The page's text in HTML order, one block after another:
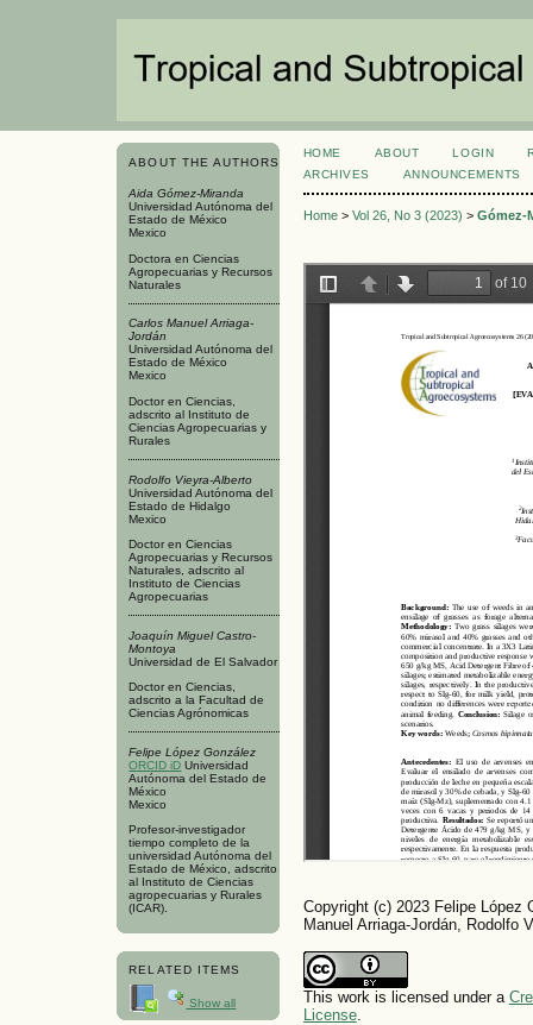
ABOUT THE AUTHORS
Aida Gómez-Miranda
Universidad Autónoma del
Estado de México
Mexico
Doctora en Ciencias
Agropecuarias y Recursos
Naturales
Carlos Manuel Arriaga-
Jordán
Universidad Autónoma del
Estado de México
Mexico
Doctor en Ciencias,
adscrito al Instituto de
Ciencias Agropecuarias y
Rurales
Rodolfo Vieyra-Alberto
Universidad Autónoma del
Estado de Hidalgo
Mexico
Doctor en Ciencias
Agropecuarias y Recursos
Naturales, adscrito al
Instituto de Ciencias
Agropecuarias
Joaquín Miguel Castro-
Montoya
Universidad de El Salvador
Doctor en Ciencias,
adscrito a la Facultad de
Ciencias Agrónomicas
Felipe López González
ORCID iD Universidad
Autónoma del Estado de
México
Mexico
Profesor-investigador
tiempo completo de la
universidad Autónoma del
Estado de México, adscrito
al Instituto de Ciencias
agropecuarias y Rurales
(ICAR).
RELATED ITEMS
Show all
HOME ABOUT LOGIN
ARCHIVES
ANNOUNCEMENTS
Home> Vol 26, No 3 (2023) > Gómez-
Copyright (c) 2023 Felipe López
Manuel Arriaga-Jordán, Rodolfo
This work is licensed under a
License.